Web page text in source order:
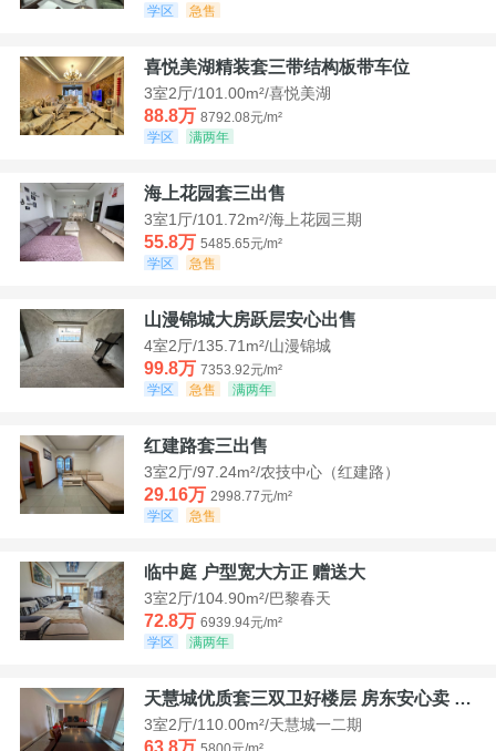
学区
急售
喜悦美湖精装套三带结构板带车位
3室2厅/101.00m²/喜悦美湖
88.8万 8792.08元/m²
学区
满两年
海上花园套三出售
3室1厅/101.72m²/海上花园三期
55.8万 5485.65元/m²
学区
急售
山漫锦城大房跃层安心出售
4室2厅/135.71m²/山漫锦城
99.8万 7353.92元/m²
学区
急售 满两年
红建路套三出售
3室2厅/97.24m²/农技中心（红建路）
29.16万 2998.77元/m²
学区
急售
临中庭 户型宽大方正 赠送大
3室2厅/104.90m²/巴黎春天
72.8万 6939.94元/m²
学区
满两年
天慧城优质套三双卫好楼层 房东安心卖 价格好谈
3室2厅/110.00m²/天慧城一二期
63.8万